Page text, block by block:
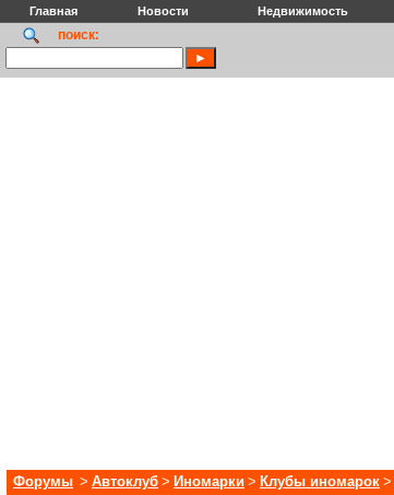
Главная Новости Недвижимость
поиск:
Форумы > Автоклуб > Иномарки > Клубы иномарок >